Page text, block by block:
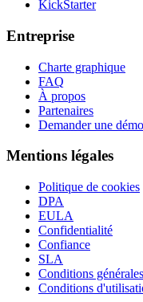
KickStarter
Entreprise
Charte graphique
FAQ
À propos
Partenaires
Demander une démo
Mentions légales
Politique de cookies
DPA
EULA
Confidentialité
Confiance
SLA
Conditions générales
Conditions